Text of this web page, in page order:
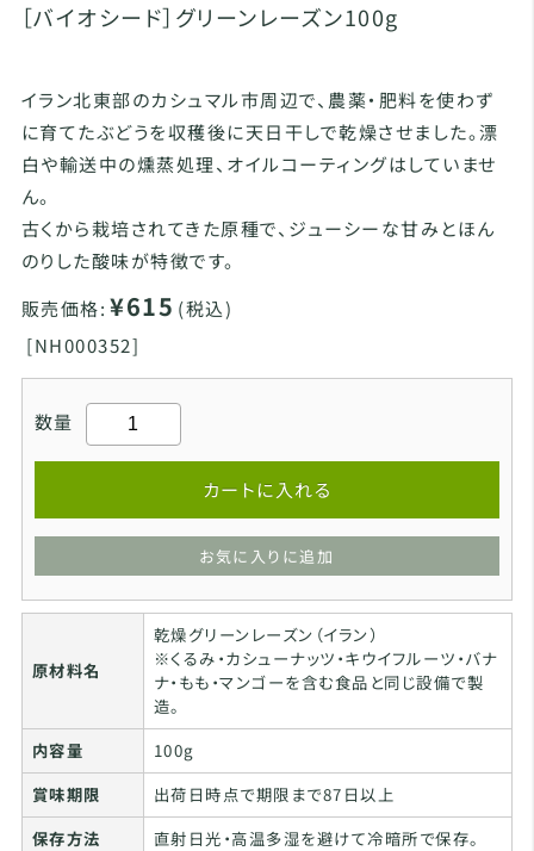
［バイオシード］グリーンレーズン100g
イラン北東部のカシュマル市周辺で、農薬・肥料を使わず
に育てたぶどうを収穫後に天日干しで乾燥させました。漂
白や輸送中の燻蒸処理、オイルコーティングはしていませ
ん。
古くから栽培されてきた原種で、ジューシーな甘みとほん
のりした酸味が特徴です。
販売価格: ¥615 (税込)
[NH000352]
数量
カートに入れる
お気に入りに追加
原材料名
乾燥グリーンレーズン（イラン）
※くるみ・カシューナッツ・キウイフルーツ・バナ
ナ・もも・マンゴーを含む食品と同じ設備で製
造。
内容量
100g
賞味期限
出荷日時点で期限まで87日以上
保存方法
直射日光・高温多湿を避けて冷暗所で保存。